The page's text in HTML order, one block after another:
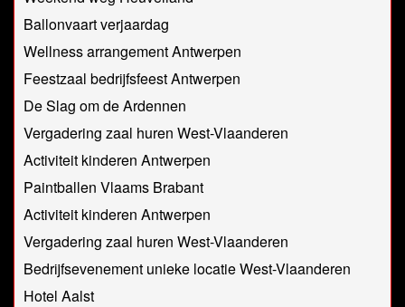
Ballonvaart verjaardag
Wellness arrangement Antwerpen
Feestzaal bedrijfsfeest Antwerpen
De Slag om de Ardennen
Vergadering zaal huren West-Vlaanderen
Activiteit kinderen Antwerpen
Paintballen Vlaams Brabant
Activiteit kinderen Antwerpen
Vergadering zaal huren West-Vlaanderen
Bedrijfsevenement unieke locatie West-Vlaanderen
Hotel Aalst